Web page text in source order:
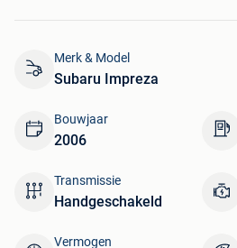
Merk & Model
Subaru Impreza
Bouwjaar
2006
Transmissie
Handgeschakeld
Vermogen